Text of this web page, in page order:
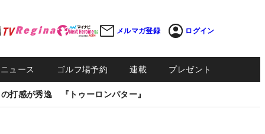
メルマガ登録 ログイン
ュース ゴルフ場予約 連載 プレゼント
打感が秀逸 『トゥーロンパター』